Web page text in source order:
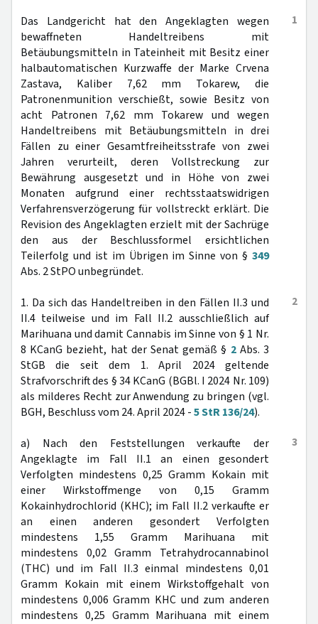
1
Das Landgericht hat den Angeklagten wegen
bewaffneten Handeltreibens mit
Betäubungsmitteln in Tateinheit mit Besitz einer
halbautomatischen Kurzwaffe der Marke Crvena
Zastava, Kaliber 7,62 mm Tokarew, die
Patronenmunition verschießt, sowie Besitz von
acht Patronen 7,62 mm Tokarew und wegen
Handeltreibens mit Betäubungsmitteln in drei
Fällen zu einer Gesamtfreiheitsstrafe von zwei
Jahren verurteilt, deren Vollstreckung zur
Bewährung ausgesetzt und in Höhe von zwei
Monaten aufgrund einer rechtsstaatswidrigen
Verfahrensverzögerung für vollstreckt erklärt. Die
Revision des Angeklagten erzielt mit der Sachrüge
den aus der Beschlussformel ersichtlichen
Teilerfolg und ist im Übrigen im Sinne von § 349
Abs. 2 StPO unbegründet.
2
1. Da sich das Handeltreiben in den Fällen II.3 und
II.4 teilweise und im Fall II.2 ausschließlich auf
Marihuana und damit Cannabis im Sinne von § 1 Nr.
8 KCanG bezieht, hat der Senat gemäß § 2Abs. 3
StGB die seit dem 1. April 2024 geltende
Strafvorschrift des § 34 KCanG (BGBl. I 2024 Nr. 109)
als milderes Recht zur Anwendung zu bringen (vgl.
BGH, Beschluss vom 24. April 2024 -5 StR 136/24).
3
a) Nach den Feststellungen verkaufte der
Angeklagte im Fall II.1 an einen gesondert
Verfolgten mindestens 0,25 Gramm Kokain mit
einer Wirkstoffmenge von 0,15 Gramm
Kokainhydrochlorid (KHC); im Fall II.2 verkaufte er
an einen anderen gesondert Verfolgten
mindestens 1,55 Gramm Marihuana mit
mindestens 0,02 Gramm Tetrahydrocannabinol
(THC) und im Fall II.3 einmal mindestens 0,01
Gramm Kokain mit einem Wirkstoffgehalt von
mindestens 0,006 Gramm KHC und zum anderen
mindestens 0,25 Gramm Marihuana mit einem